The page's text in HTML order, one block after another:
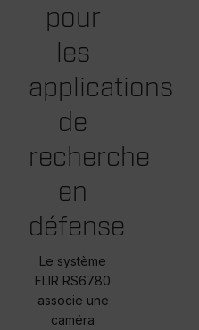
pour
les
applications
de
recherche
en
défense
Le système
FLIR RS6780
associe une
caméra